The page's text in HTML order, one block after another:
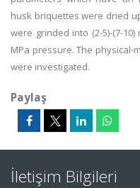
husk briquettes were dried
were grinded into (2-5)-(7-
MPa pressure. The
were investigated.
Paylaş
İletişim Bilgileri